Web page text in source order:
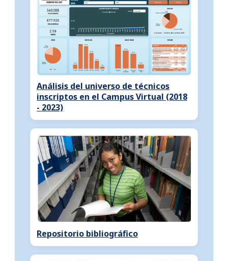
Análisis del universo de técnicos
inscriptos en el Campus Virtual (2018
- 2023)
Repositorio bibliográfico